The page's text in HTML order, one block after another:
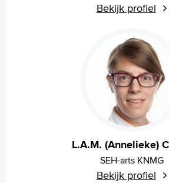
Bekijk profiel
L.A.M. (Annelieke)
SEH-arts KNMG
Bekijk profiel